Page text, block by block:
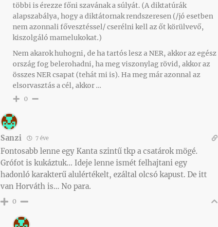
többi is érezze főni szavának a súlyát. (A diktatúrák
alapszabálya, hogy a diktátornak rendszeresen (/jó esetben
nem azonnali fővesztéssel/ cserélni kell az őt körülvevő,
kiszolgáló mamelukokat.)
Nem akarok huhogni, de ha tartós lesz a NER, akkor az egész
ország fog belerohadni, ha meg viszonylag rövid, akkor az
összes NER csapat (tehát mi is). Ha meg már azonnal az
elsorvasztás a cél, akkor …
0
Sanzi 7 éve
Fontosabb lenne egy Kanta szintű tkp a csatárok mögé.
Grófot is kukáztuk… Ideje lenne ismét felhajtani egy
hadonló karakterű alulértékelt, ezáltal olcsó kapust. De itt
van Horváth is… No para.
0